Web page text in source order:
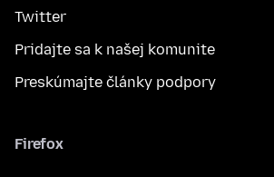
Twitter
Pridajte sa k našej komunite
Preskúmajte články podpory
Firefox